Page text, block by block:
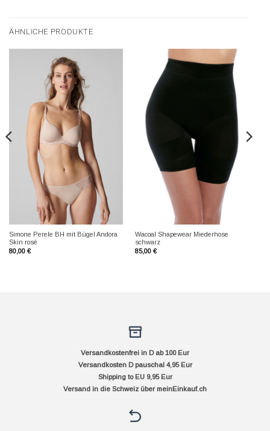
ÄHNLICHE PRODUKTE
Simone Perele BH mit Bügel Andora
Skin rosé
80,00 €
Wacoal Shapewear Miederhose
schwarz
85,00 €
Versandkostenfrei in D ab 100 Eur
Versandkosten D pauschal 4,95 Eur
Shipping to EU 9,95 Eur
Versand in die Schweiz über meinEinkauf.ch